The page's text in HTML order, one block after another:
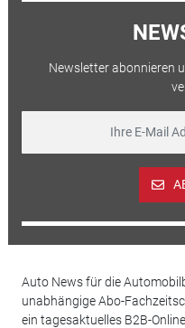
Newsletter abonnieren
Auto News für die
unabhängige Abo-
ein tagesaktuelles B2B-